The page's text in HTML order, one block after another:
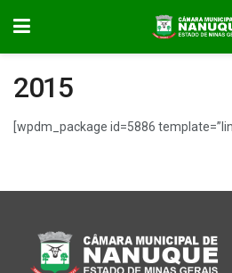
2015
[wpdm_package id=5886